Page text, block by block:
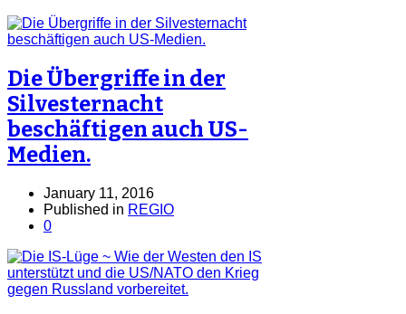
Die Übergriffe in der
Silvesternacht
beschäftigen auch US-
Medien.
January 11, 2016
Published in REGIO
0